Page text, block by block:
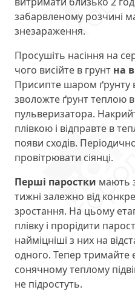
забарвленому розчині
знезараження.
Просушіть насіння на
чого висійте в грунт на
Присипте шаром ґрунту
зволожте ґрунт теплою
пульверизатора.
плівкою і відправте в
появи сходів.
провітрювати сіянці.
Перші паростки мають
тижні залежно від
зростання. На цьому
плівку і прорідити
найміцніші з них на
одного. Тепер тримайте
сонячному теплому
не підростуть.